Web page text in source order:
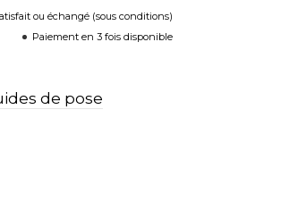
ou échangé (sous conditions)
Paiement en 3 fois disponible
de pose